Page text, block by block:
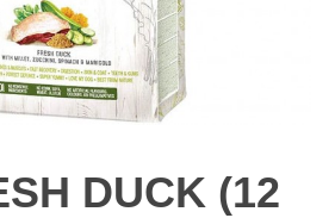
DUCK (12